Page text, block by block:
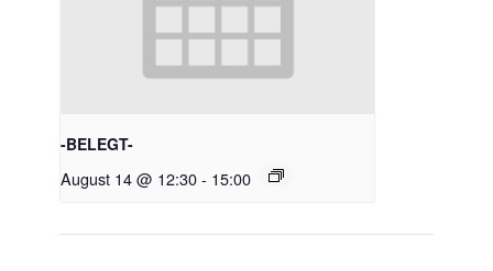
-BELEGT-
August 14 @ 12:30- 15:00